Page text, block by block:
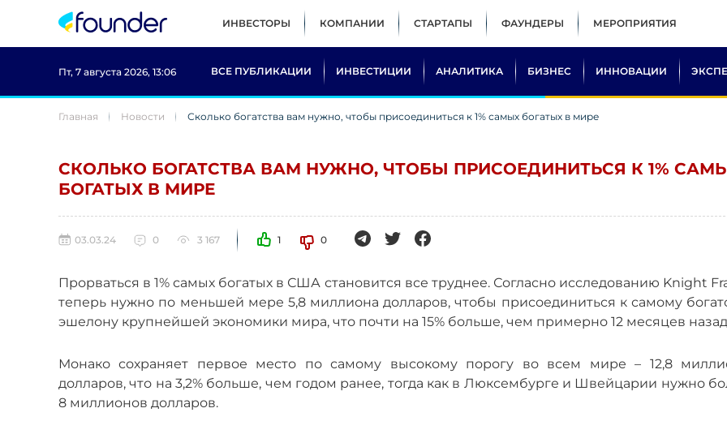
ИНВЕСТОРЫ КОМПАНИИ СТАРТАПЫ ФАУНДЕРЫ МЕРОПРИЯТИЯ
Пт, 7 августа 2026, 13:06 ВСЕ ПУБЛИКАЦИИ ИНВЕСТИЦИИ АНАЛИТИКА БИЗНЕС ИННОВАЦИИ
Главная Новости Сколько богатства вам нужно, чтобы присоединиться к 1% самых богатых в мире
СКОЛЬКО БОГАТСТВА ВАМ НУЖНО, ЧТОБЫ ПРИСОЕДИНИТЬСЯ К 1%
БОГАТЫХ В МИРЕ
03.03.24 0 3 167 1 0
Прорваться в 1% самых богатых в США становится все труднее. Согласно исследованию Knight
теперь нужно по меньшей мере 5,8 миллиона долларов, чтобы присоединиться к самому
эшелону крупнейшей экономики мира, что почти на 15% больше, чем примерно 12 месяцев
Монако сохраняет первое место по самому высокому порогу во всем мире– 12,8
долларов, что на 3,2% больше, чем годом ранее, тогда как в Люксембурге и Швейцарии нужно
8 миллионов долларов.